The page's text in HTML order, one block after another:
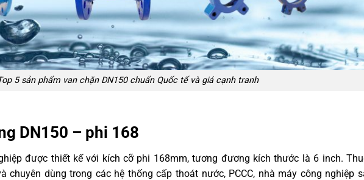
5 sản phẩm van chặn DN150 chuẩn Quốc tế và giá cạnh tranh
DN150 – phi 168
được thiết kế với kích cỡ phi 168mm, tương đương kích thước là 6 inch.
dùng trong các hệ thống cấp thoát nước, PCCC, nhà máy công nghiệp